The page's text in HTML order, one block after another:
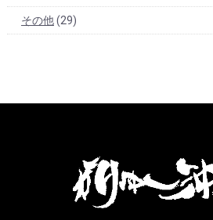
その他(29)